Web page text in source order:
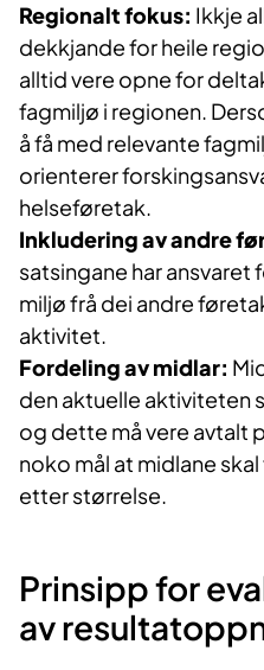
Regionalt fokus: Ikkje
dekkjande for heile
alltid vere opne for
fagmiljø i regionen.
å få med relevante
orienterer
helseføretak.
Inkludering av andre
satsingane har ansvaret
miljø frå dei andre
aktivitet.
Fordeling av midlar:
den aktuelle aktiviteten
og dette må vere avtalt
noko mål at midlane
etter størrelse.
Prinsipp for
av